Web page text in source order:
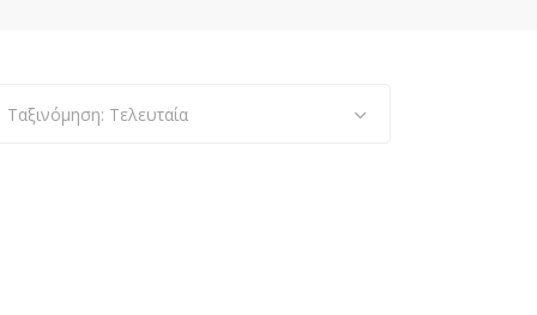
Ταξινόμηση: Τελευταία